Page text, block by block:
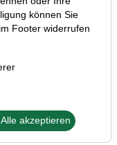
können Sie
im Footer widerrufen
Alle akzeptieren